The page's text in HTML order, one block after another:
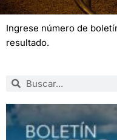
Ingrese número de
resultado.